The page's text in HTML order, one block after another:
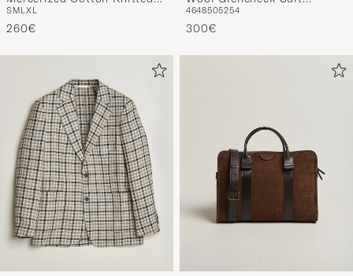
Cable V-Neck Persian Blue Trousers Ceramic Grey